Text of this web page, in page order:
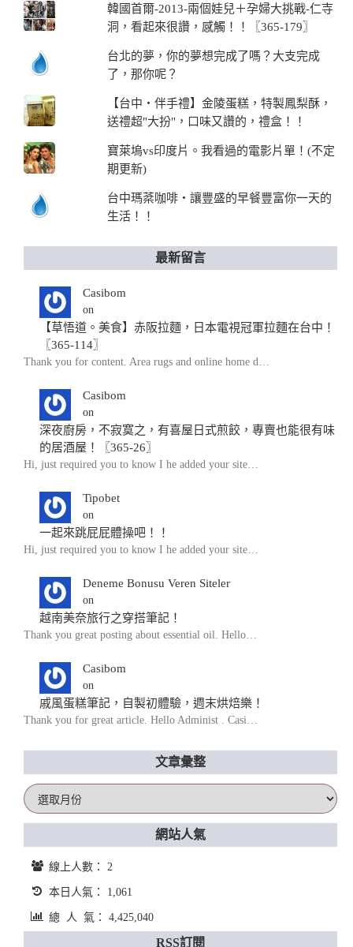
韓國首爾-2013-兩個娃兒＋孕婦大挑戰-仁寺
洞，看起來很讚，感觸！！〖365-179〗
台北的夢，你的夢想完成了嗎？大支完成
了，那你呢？
【台中‧伴手禮】金陵蛋糕，特製鳳梨酥，
送禮超"大扮"，口味又讚的，禮盒！！
寶萊塢vs印度片。我看過的電影片單！(不定
期更新)
台中瑪棻咖啡‧讓豐盛的早餐豐富你一天的
生活！！
最新留言
Casibom
on
【草悟道。美食】赤阪拉麵，日本電視冠軍拉麵在台中！
〖365-114〗
Thank you for content. Area rugs and online home d…
Casibom
on
深夜廚房，不寂寞之，有喜屋日式煎餃，專賣也能很有味
的居酒屋！〖365-26〗
Hi, just required you to know I he added your site…
Tipobet
on
一起來跳屁屁體操吧！！
Hi, just required you to know I he added your site…
Deneme Bonusu Veren Siteler
on
越南美奈旅行之穿搭筆記！
Thank you great posting about essential oil. Hello…
Casibom
on
戚風蛋糕筆記，自製初體驗，週末烘焙樂！
Thank you for great article. Hello Administ . Casi…
文章彙整
文
章
彙
網站人氣
線上人數： 2
本日人氣： 1,061
總 人 氣： 4,425,040
RSS訂閱